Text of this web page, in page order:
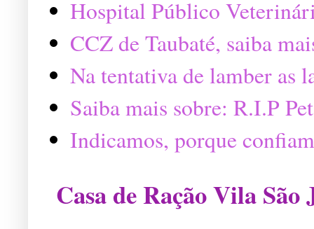
Hospital Público
CCZ de Taubaté, saiba
Na tentativa de lamber as
Saiba mais sobre: R.I.P
Indicamos, porque
Casa de Ração Vila São